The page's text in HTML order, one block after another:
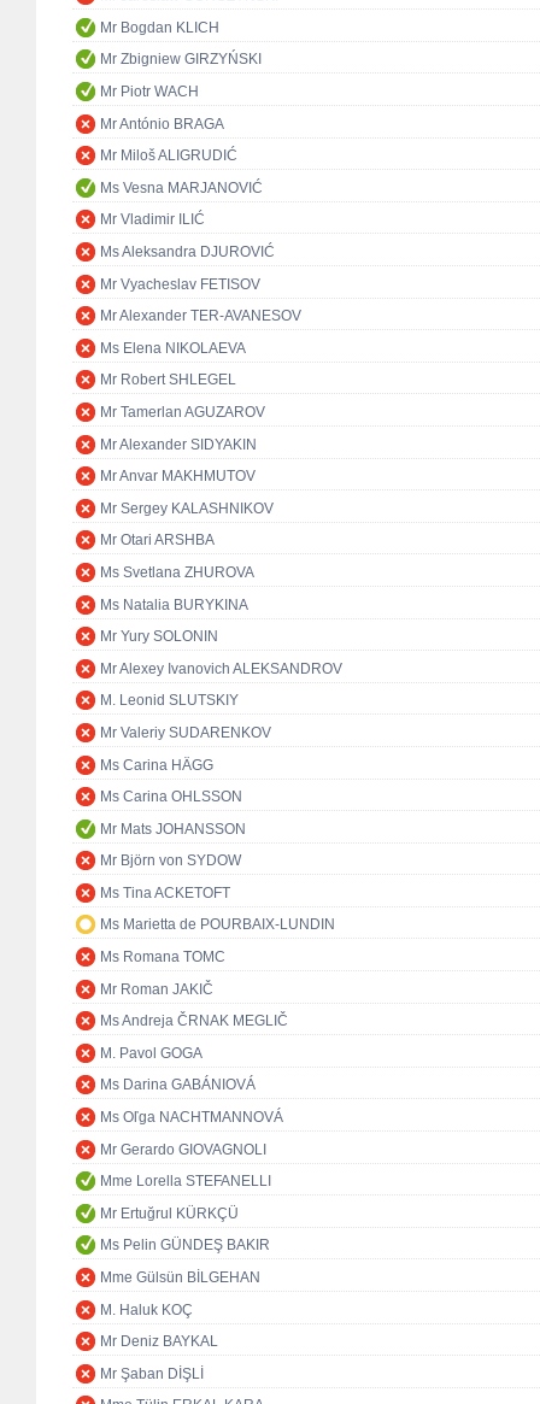
Mr Bogdan KLICH
Mr Zbigniew GIRZYŃSKI
Mr Piotr WACH
Mr António BRAGA
Mr Miloš ALIGRUDIĆ
Ms Vesna MARJANOVIĆ
Mr Vladimir ILIĆ
Ms Aleksandra DJUROVIĆ
Mr Vyacheslav FETISOV
Mr Alexander TER-AVANESOV
Ms Elena NIKOLAEVA
Mr Robert SHLEGEL
Mr Tamerlan AGUZAROV
Mr Alexander SIDYAKIN
Mr Anvar MAKHMUTOV
Mr Sergey KALASHNIKOV
Mr Otari ARSHBA
Ms Svetlana ZHUROVA
Ms Natalia BURYKINA
Mr Yury SOLONIN
Mr Alexey Ivanovich ALEKSANDROV
M. Leonid SLUTSKIY
Mr Valeriy SUDARENKOV
Ms Carina HÄGG
Ms Carina OHLSSON
Mr Mats JOHANSSON
Mr Björn von SYDOW
Ms Tina ACKETOFT
Ms Marietta de POURBAIX-LUNDIN
Ms Romana TOMC
Mr Roman JAKIČ
Ms Andreja ČRNAK MEGLIČ
M. Pavol GOGA
Ms Darina GABÁNIOVÁ
Ms Oľga NACHTMANNOVÁ
Mr Gerardo GIOVAGNOLI
Mme Lorella STEFANELLI
Mr Ertuğrul KÜRKÇÜ
Ms Pelin GÜNDEŞ BAKIR
Mme Gülsün BİLGEHAN
M. Haluk KOÇ
Mr Deniz BAYKAL
Mr Şaban DİŞLİ